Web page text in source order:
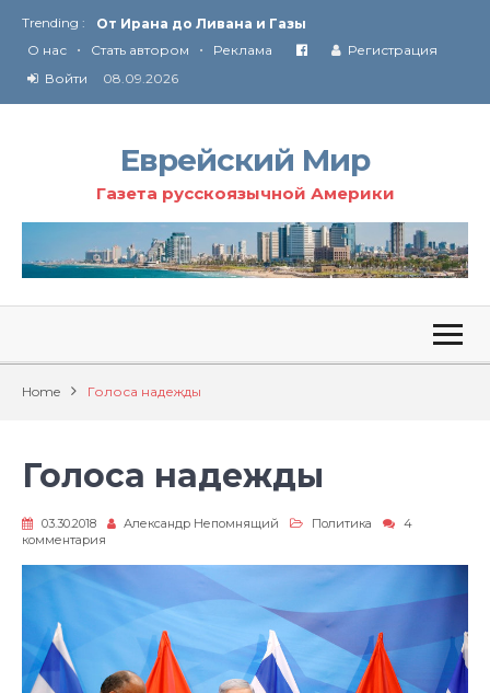
Trending :
Союз кислоликих
Соглашение США с Ираном
Технология Революции в Иране
Ю
ридические услуги адвокатской коллегии «Эли Гервиц»: полное сопровождение на всех этапах
О нас • Стать автором • Реклама
Регистрация
Войти
08.09.2026
Еврейский Мир
Газета русскоязычной Америки
Home Голоса надежды
Голоса надежды
03.30.2018 Александр Непомнящий Политика
4
комментария
надежды